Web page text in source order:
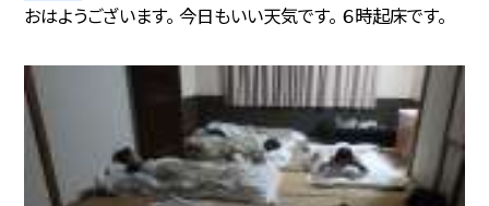
おはようございます。 今日もいい天気です。 ６時起床です。